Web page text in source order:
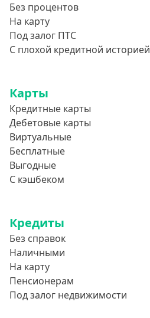
Без процентов
На карту
Под залог ПТС
С плохой кредитной историей
Карты
Кредитные карты
Дебетовые карты
Виртуальные
Бесплатные
Выгодные
С кэшбеком
Кредиты
Без справок
Наличными
На карту
Пенсионерам
Под залог недвижимости